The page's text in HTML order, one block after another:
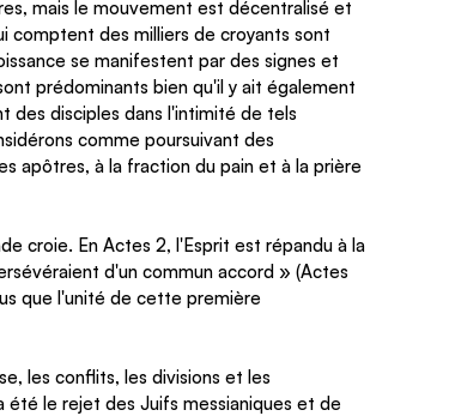
mais le mouvement est décentralisé et
comptent des milliers de croyants sont
se manifestent par des signes et
prédominants bien qu'il y ait également
des disciples dans l'intimité de tels
comme poursuivant des
apôtres, à la fraction du pain et à la prière
croie. En Actes 2, l'Esprit est répandu à la
d'un commun accord » (Actes
que l'unité de cette première
les conflits, les divisions et les
été le rejet des Juifs messianiques et de